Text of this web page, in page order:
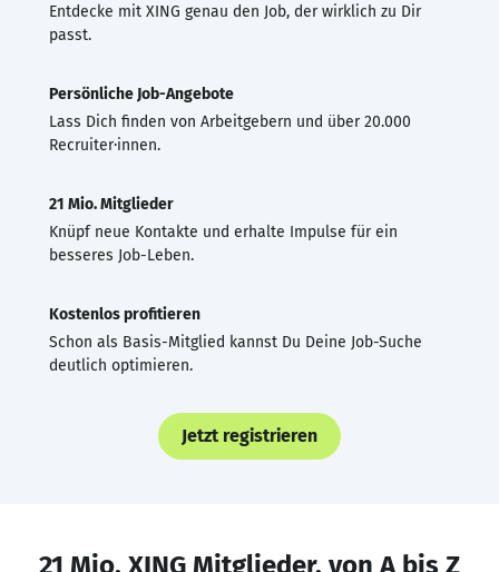
Entdecke mit XING genau den Job, der wirklich zu Dir
passt.
Persönliche Job-Angebote
Lass Dich finden von Arbeitgebern und über 20.000
Recruiter·innen.
21 Mio. Mitglieder
Knüpf neue Kontakte und erhalte Impulse für ein
besseres Job-Leben.
Kostenlos profitieren
Schon als Basis-Mitglied kannst Du Deine Job-Suche
deutlich optimieren.
Jetzt registrieren
21 Mio. XING Mitglieder, von A bis Z